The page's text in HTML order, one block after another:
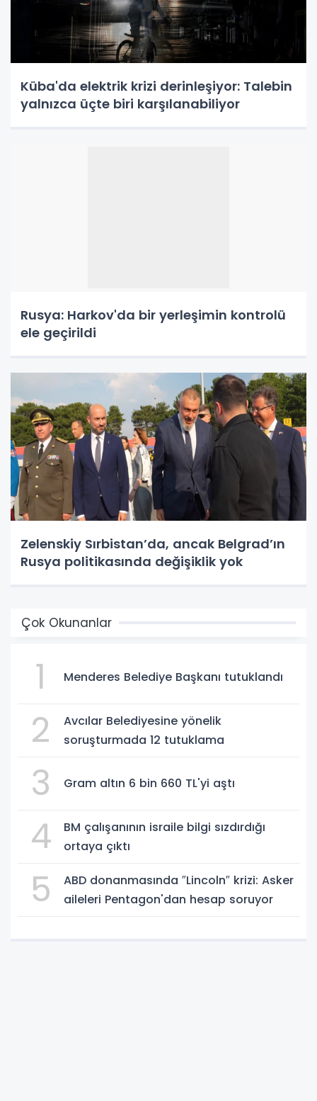
Küba'da elektrik krizi derinleşiyor: Talebin
yalnızca üçte biri karşılanabiliyor
Rusya: Harkov'da bir yerleşimin kontrolü
ele geçirildi
Zelenskiy Sırbistan’da, ancak Belgrad’ın
Rusya politikasında değişiklik yok
Çok Okunanlar
1 Menderes Belediye Başkanı tutuklandı
2
Avcılar Belediyesine yönelik
soruşturmada 12 tutuklama
3 Gram altın 6 bin 660 TL'yi aştı
4
BM çalışanının israile bilgi sızdırdığı
ortaya çıktı
5
ABD donanmasında ″Lincoln″ krizi: Asker
aileleri Pentagon'dan hesap soruyor